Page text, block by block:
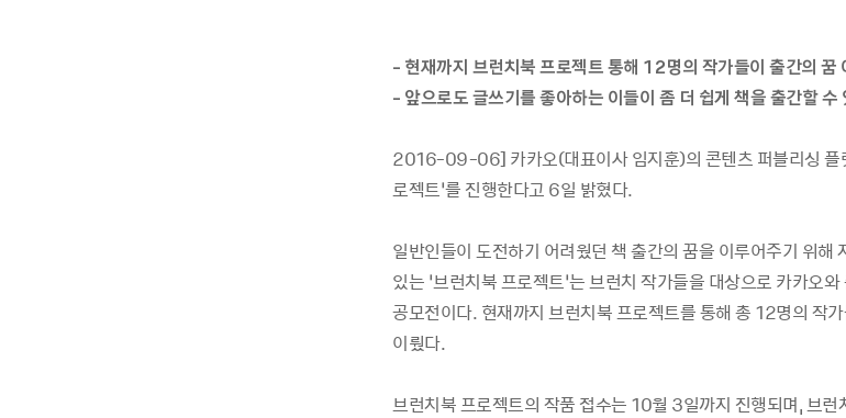
- 현재까지 브런치북 프로젝트 통해 12명의 작가들이 출간의 꿈
- 앞으로도 글쓰기를 좋아하는 이들이 좀 더 쉽게 책을 출간할 수
2016-09-06] 카카오(대표이사 임지훈)의 콘텐츠 퍼블리싱 플
로젝트’를 진행한다고 6일 밝혔다.
일반인들이 도전하기 어려웠던 책 출간의 꿈을 이루어주기 위해
있는 ‘브런치북 프로젝트’는 브런치 작가들을 대상으로 카카오
공모전이다. 현재까지 브런치북 프로젝트를 통해 총 12명의 작
이뤘다.
브런치북 프로젝트의 작품 접수는 10월 3일까지 진행되며,브런